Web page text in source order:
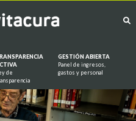
de
GESTIÓN ABIERTA
Panel de ingresos,
gastos y personal